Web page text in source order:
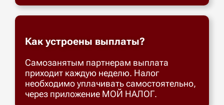
Как устроены выплаты?
Самозанятым партнерам выплата
приходит каждую неделю. Налог
необходимо уплачивать самостоятельно,
через приложение МОЙ НАЛОГ.